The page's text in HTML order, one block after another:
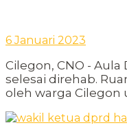
6 Januari 2023
Cilegon, CNO - Aula
selesai direhab.
oleh warga Cilegon